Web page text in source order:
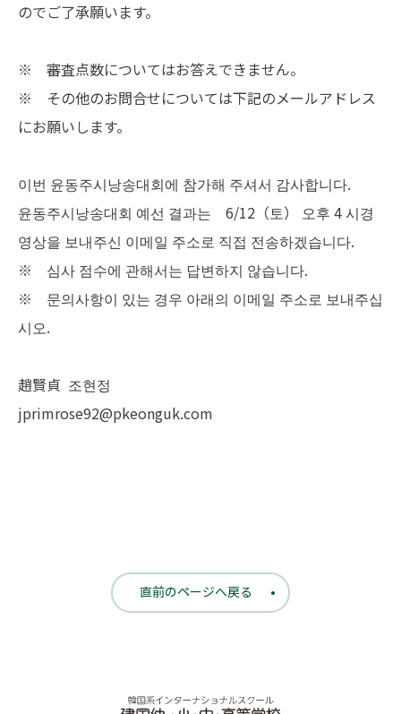
のでご了承願います。
※ 審査点数についてはお答えできません。
※ その他のお問合せについては下記のメールアドレス
にお願いします。
이번 윤동주시낭송대회에 참가해 주셔서 감사합니다.
윤동주시낭송대회 예선 결과는 6/12（토） 오후 4 시경
영상을 보내주신 이메일 주소로 직접 전송하겠습니다.
※ 심사 점수에 관해서는 답변하지 않습니다.
※ 문의사항이 있는 경우 아래의 이메일 주소로 보내주십
시오.
趙賢貞 조현정
jprimrose92@pkeonguk.com
直前のページへ戻る